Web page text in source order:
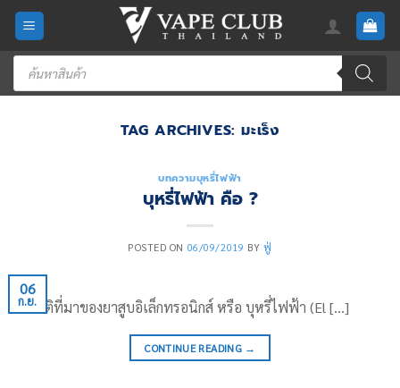
Skip
content
Products
search
TAG ARCHIVES:มะเร็ง
บทความบุหรี่ไฟฟ้า
บุหรี่ไฟฟ้า คือ ?
POSTED ON 06/09/2019 BYฟู่
06
ก.ย.
ประวัติที่มาของยาสูบอิเล็กทรอนิกส์ หรือ บุหรี่ไฟฟ้า (El […]
CONTINUE READING →